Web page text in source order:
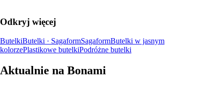
Odkryj więcej
ButelkiButelki · SagaformSagaformButelki w jasnym
kolorzePlastikowe butelkiPodróżne butelki
Aktualnie na Bonami